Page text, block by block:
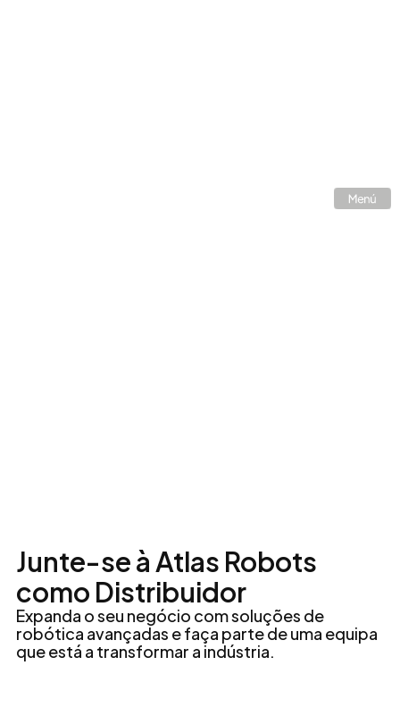
Junte-se à Atlas Robots
como Distribuidor
Expanda o seu negócio com soluções de
robótica avançadas e faça parte de uma equipa
que está a transformar a indústria.